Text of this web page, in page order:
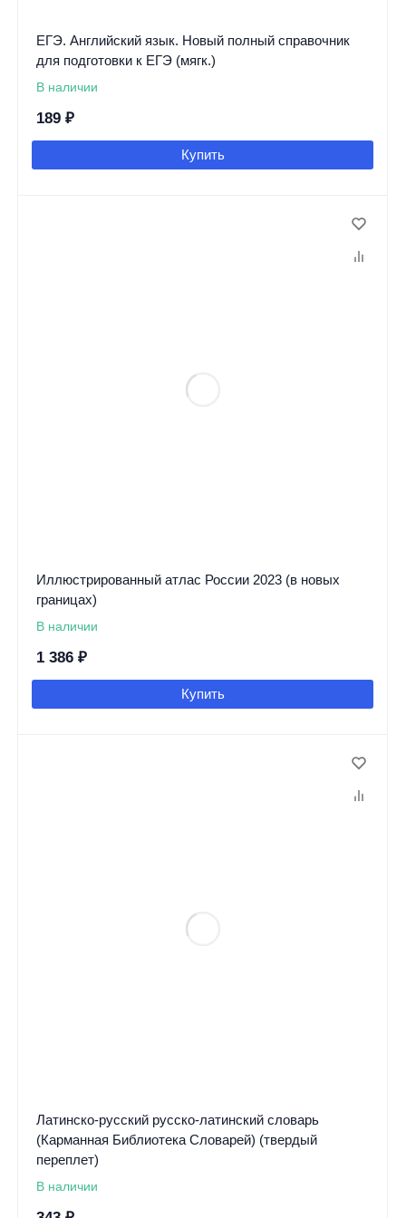
ЕГЭ. Английский язык. Новый полный справочник
для подготовки к ЕГЭ (мягк.)
В наличии
189 ₽
Купить
Иллюстрированный атлас России 2023 (в новых
границах)
В наличии
1 386 ₽
Купить
Латинско-русский русско-латинский словарь
(Карманная Библиотека Словарей) (твердый
переплет)
В наличии